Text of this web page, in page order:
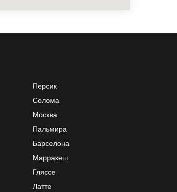
Персик
Солома
Москва
Пальмира
Барселона
Марракеш
Гляссе
Латте